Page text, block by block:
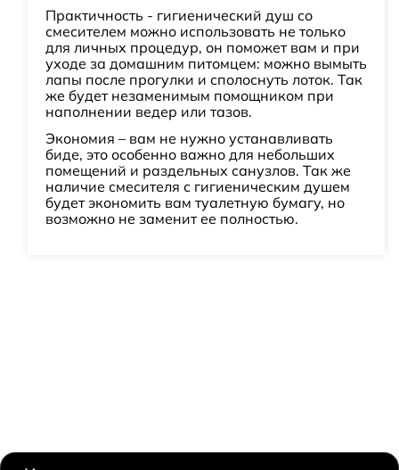
Практичность - гигиенический душ со
смесителем можно использовать не только
для личных процедур, он поможет вам и при
уходе за домашним питомцем: можно вымыть
лапы после прогулки и сполоснуть лоток. Так
же будет незаменимым помощником при
наполнении ведер или тазов.
Экономия – вам не нужно устанавливать
биде, это особенно важно для небольших
помещений и раздельных санузлов. Так же
наличие смесителя с гигиеническим душем
будет экономить вам туалетную бумагу, но
возможно не заменит ее полностью.